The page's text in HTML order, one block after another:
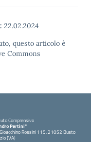
22.02.2024
questo articolo è
Commons
Comprensivo
Pertini"
Rossini 115, 21052 Busto
(VA)